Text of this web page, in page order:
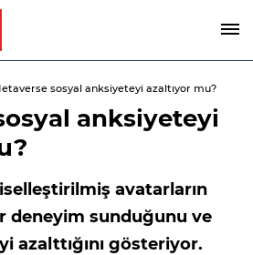
sosyal anksiyeteyi azaltıyor mu?
anksiyeteyi
avatarların
deneyim sunduğunu ve
azalttığını gösteriyor.